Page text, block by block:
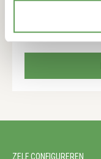
900-900MM
ZELF CONFIGUREREN